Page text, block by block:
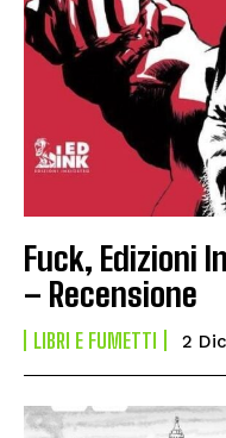
Fuck, Edizioni
– Recensione
LIBRI E FUMETTI 2